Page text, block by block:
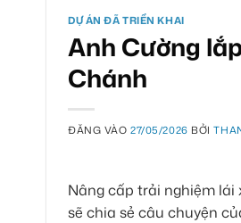
DỰ ÁN ĐÃ TRIỂN KHAI
Anh Cường
Chánh
ĐĂNG VÀO27/05/2026 BỞI
Nâng cấp trải nghiệm lái
sẽ chia sẻ câu chuyện